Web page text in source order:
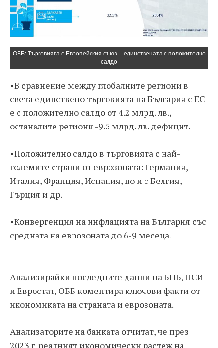
ОББ: Търговията с Европейския съюз – единствената с положително
салдо
•​В сравнение между глобалните региони в
света единствено търговията на България с ЕС
е с положително салдо от 4.2 млрд. лв.,
останалите региони -9.5 млрд. лв. дефицит.
•​Положително салдо в търговията с най-
големите страни от еврозоната: Германия,
Италия, Франция, Испания, но и с Белгия,
Гърция и др.
•​Конвергенция на инфлацията на България със
средната на еврозоната до 6-9 месеца.
Анализирайки последните данни на БНБ, НСИ
и Евростат, ОББ коментира ключови факти от
икономиката на страната и еврозоната.
Анализаторите на банката отчитат, че през
2023 г. реалният икономически растеж на